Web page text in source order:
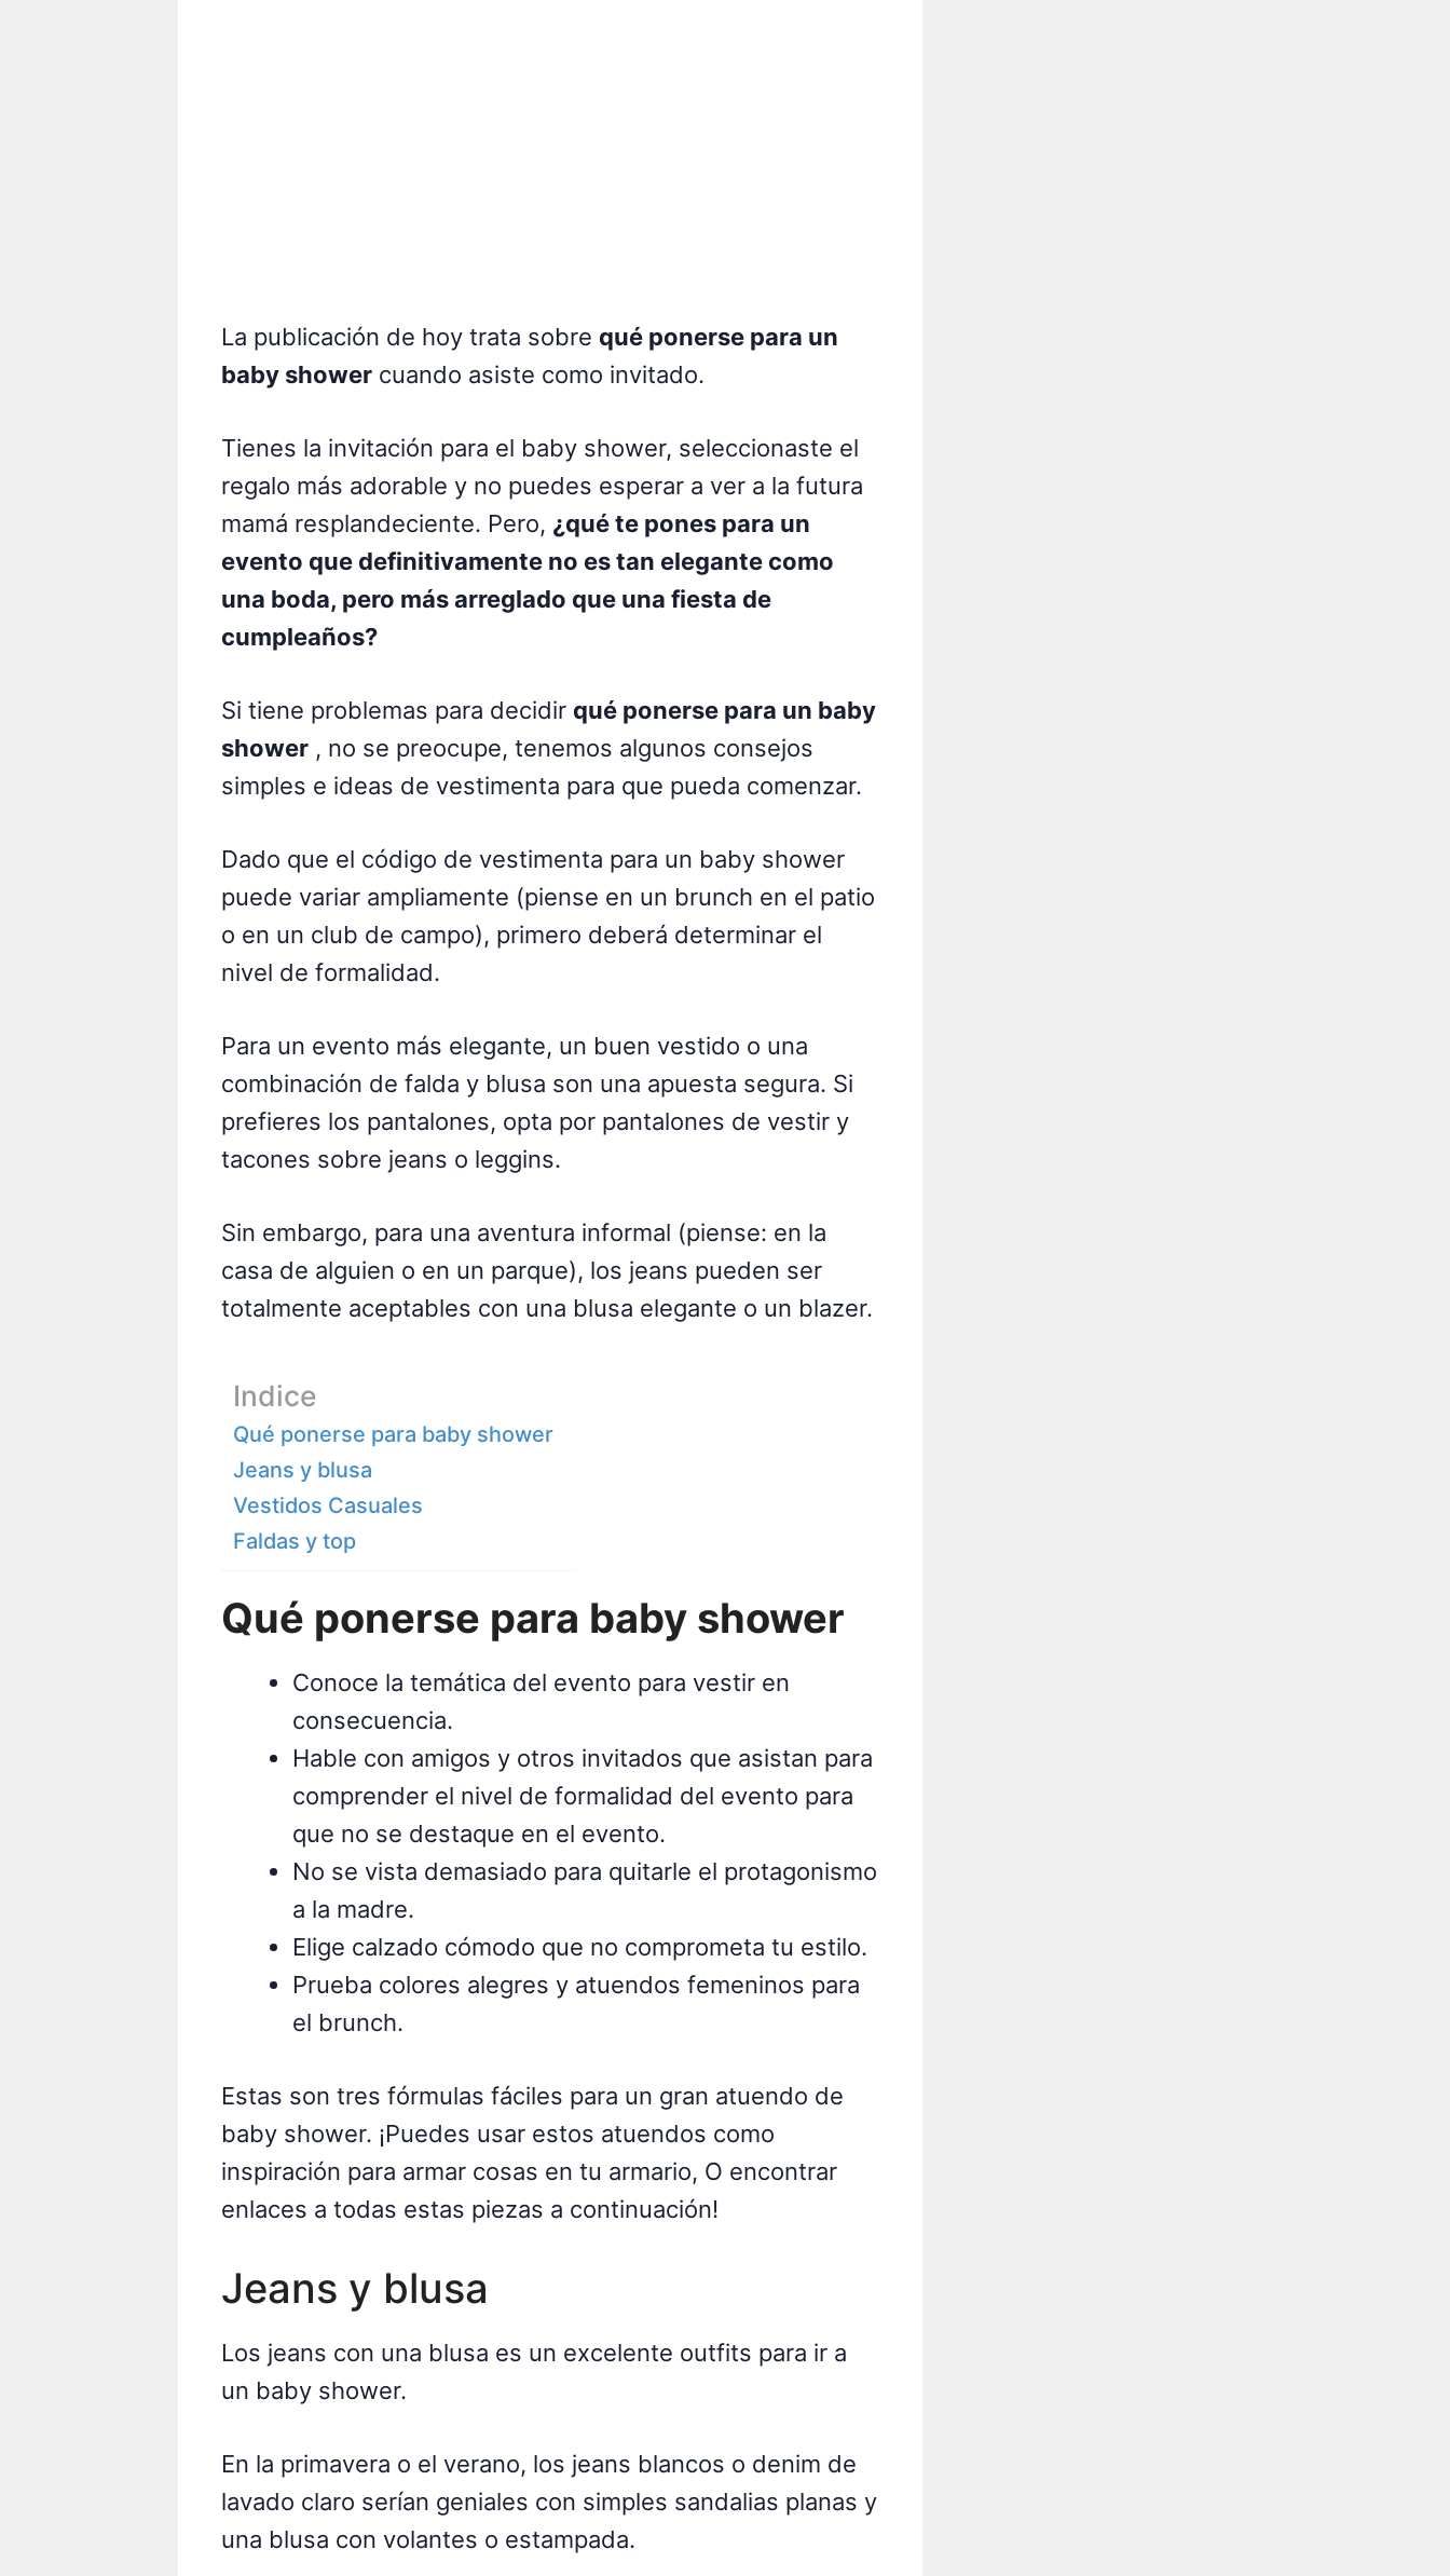
La publicación de hoy trata sobre qué ponerse para un
baby showercuando asiste como invitado.
Tienes la invitación para el baby shower, seleccionaste el
regalo más adorable y no puedes esperar a ver a la futura
mamá resplandeciente. Pero, ¿qué te pones para un
evento que definitivamente no es tan elegante como
una boda, pero más arreglado que una fiesta de
cumpleaños?
Si tiene problemas para decidir qué ponerse para un baby
shower, no se preocupe, tenemos algunos consejos
simples e ideas de vestimenta para que pueda comenzar.
Dado que el código de vestimenta para un baby shower
puede variar ampliamente (piense en un brunch en el patio
o en un club de campo), primero deberá determinar el
nivel de formalidad.
Para un evento más elegante, un buen vestido o una
combinación de falda y blusa son una apuesta segura. Si
prefieres los pantalones, opta por pantalones de vestir y
tacones sobre jeans o leggins.
Sin embargo, para una aventura informal (piense: en la
casa de alguien o en un parque), los jeans pueden ser
totalmente aceptables con una blusa elegante o un blazer.
Indice
Qué ponerse para baby shower
Jeans y blusa
Vestidos Casuales
Faldas y top
Qué ponerse para baby shower
Conoce la temática del evento para vestir en
consecuencia.
Hable con amigos y otros invitados que asistan para
comprender el nivel de formalidad del evento para
que no se destaque en el evento.
No se vista demasiado para quitarle el protagonismo
a la madre.
Elige calzado cómodo que no comprometa tu estilo.
Prueba colores alegres y atuendos femeninos para
el brunch.
Estas son tres fórmulas fáciles para un gran atuendo de
baby shower. ¡Puedes usar estos atuendos como
inspiración para armar cosas en tu armario, O encontrar
enlaces a todas estas piezas a continuación!
Jeans y blusa
Los jeans con una blusa es un excelente outfits para ir a
un baby shower.
En la primavera o el verano, los jeans blancos o denim de
lavado claro serían geniales con simples sandalias planas y
una blusa con volantes o estampada.